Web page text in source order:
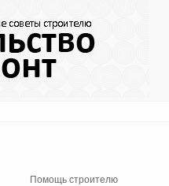
Помощь строителю